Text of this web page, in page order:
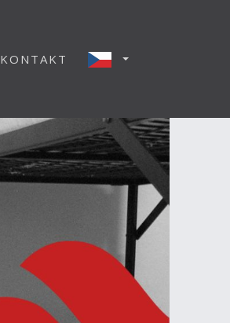
KONTAKT